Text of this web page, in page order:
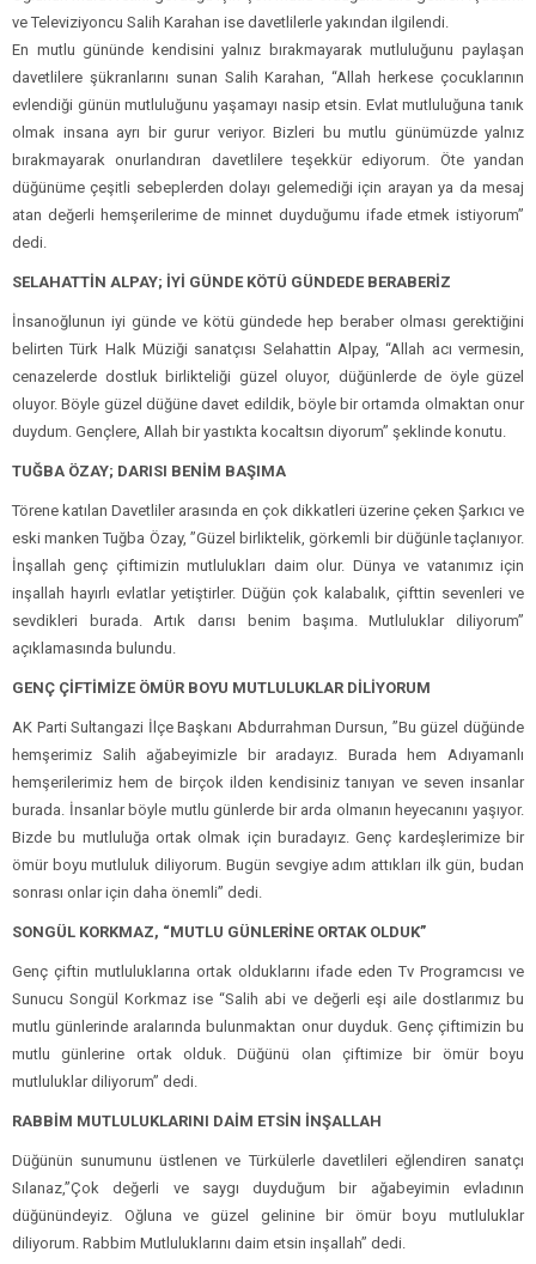
ve Televiziyoncu Salih Karahan ise davetlilerle yakından ilgilendi.
En mutlu gününde kendisini yalnız bırakmayarak mutluluğunu paylaşan
davetlilere şükranlarını sunan Salih Karahan, “Allah herkese çocuklarının
evlendiği günün mutluluğunu yaşamayı nasip etsin. Evlat mutluluğuna tanık
olmak insana ayrı bir gurur veriyor. Bizleri bu mutlu günümüzde yalnız
bırakmayarak onurlandıran davetlilere teşekkür ediyorum. Öte yandan
düğünüme çeşitli sebeplerden dolayı gelemediği için arayan ya da mesaj
atan değerli hemşerilerime de minnet duyduğumu ifade etmek istiyorum”
dedi.
SELAHATTİN ALPAY; İYİ GÜNDE KÖTÜ GÜNDEDE BERABERİZ
İnsanoğlunun iyi günde ve kötü gündede hep beraber olması gerektiğini
belirten Türk Halk Müziği sanatçısı Selahattin Alpay, “Allah acı vermesin,
cenazelerde dostluk birlikteliği güzel oluyor, düğünlerde de öyle güzel
oluyor. Böyle güzel düğüne davet edildik, böyle bir ortamda olmaktan onur
duydum. Gençlere, Allah bir yastıkta kocaltsın diyorum’’ şeklinde konutu.
TUĞBA ÖZAY; DARISI BENİM BAŞIMA
Törene katılan Davetliler arasında en çok dikkatleri üzerine çeken Şarkıcı ve
eski manken Tuğba Özay, ’’Güzel birliktelik, görkemli bir düğünle taçlanıyor.
İnşallah genç çiftimizin mutlulukları daim olur. Dünya ve vatanımız için
inşallah hayırlı evlatlar yetiştirler. Düğün çok kalabalık, çifttin sevenleri ve
sevdikleri burada. Artık darısı benim başıma. Mutluluklar diliyorum’’
açıklamasında bulundu.
GENÇ ÇİFTİMİZE ÖMÜR BOYU MUTLULUKLAR DİLİYORUM
AK Parti Sultangazi İlçe Başkanı Abdurrahman Dursun, ’’Bu güzel düğünde
hemşerimiz Salih ağabeyimizle bir aradayız. Burada hem Adıyamanlı
hemşerilerimiz hem de birçok ilden kendisiniz tanıyan ve seven insanlar
burada. İnsanlar böyle mutlu günlerde bir arda olmanın heyecanını yaşıyor.
Bizde bu mutluluğa ortak olmak için buradayız. Genç kardeşlerimize bir
ömür boyu mutluluk diliyorum. Bugün sevgiye adım attıkları ilk gün, budan
sonrası onlar için daha önemli’’ dedi.
SONGÜL KORKMAZ, “MUTLU GÜNLERİNE ORTAK OLDUK”
Genç çiftin mutluluklarına ortak olduklarını ifade eden Tv Programcısı ve
Sunucu Songül Korkmaz ise “Salih abi ve değerli eşi aile dostlarımız bu
mutlu günlerinde aralarında bulunmaktan onur duyduk. Genç çiftimizin bu
mutlu günlerine ortak olduk. Düğünü olan çiftimize bir ömür boyu
mutluluklar diliyorum” dedi.
RABBİM MUTLULUKLARINI DAİM ETSİN İNŞALLAH
Düğünün sunumunu üstlenen ve Türkülerle davetlileri eğlendiren sanatçı
Sılanaz,’’Çok değerli ve saygı duyduğum bir ağabeyimin evladının
düğünündeyiz. Oğluna ve güzel gelinine bir ömür boyu mutluluklar
diliyorum. Rabbim Mutluluklarını daim etsin inşallah’’ dedi.